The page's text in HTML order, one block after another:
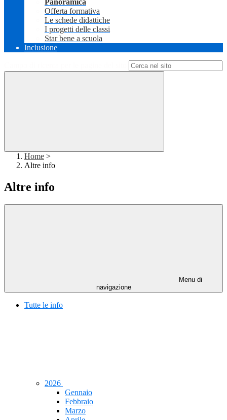
Panoramica
Offerta formativa
Le schede didattiche
I progetti delle classi
Star bene a scuola
Inclusione
Home >
Altre info
Altre info
Menu di
navigazione
Tutte le info
2026
Gennaio
Febbraio
Marzo